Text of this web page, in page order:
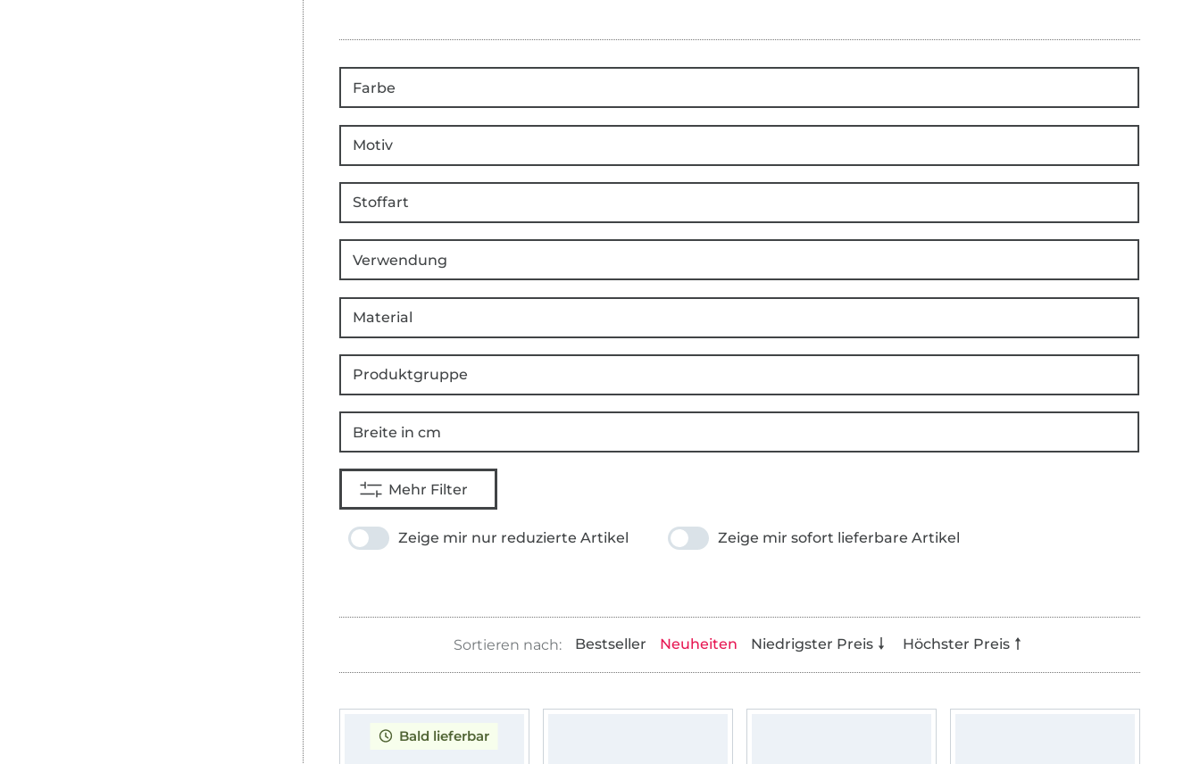
Farbe
Motiv
Stoffart
Verwendung
Material
Produktgruppe
Breite in cm
Mehr Filter
Zeige mir nur reduzierte Artikel Zeige mir sofort lieferbare Artikel
Bestseller Neuheiten Niedrigster Preis Höchster Preis
Bald lieferbar